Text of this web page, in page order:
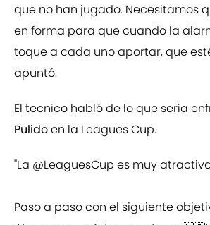
que no han jugado. Necesitamos
en forma para que cuando la
toque a cada uno aportar, que
apuntó.
El tecnico habló de lo que sería
Pulidoen la Leagues Cup.
"La @LeaguesCup es muy
Paso a paso con el siguiente